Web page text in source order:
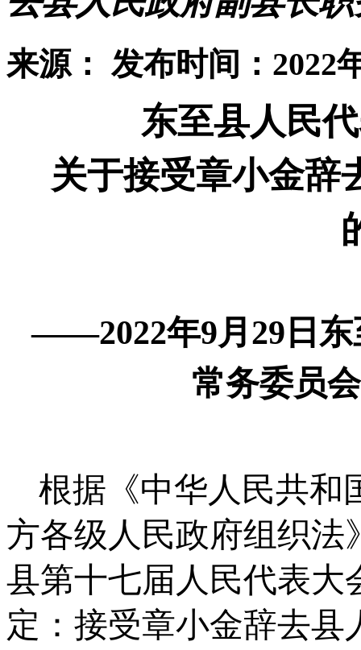
来源： 发布时间：2022
东至县人民
关于接受章小金辞
——2022年9月 29 日
常务委员
根据《中华人民共和
方各级人民政府组织法
县第十七届人民代表大
定：接受章小金辞去